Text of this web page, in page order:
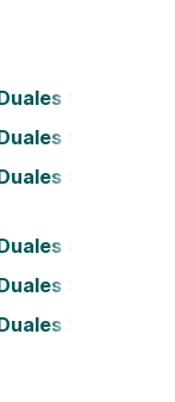
Studium
Studium
Studium
Studium
Studium
Studium